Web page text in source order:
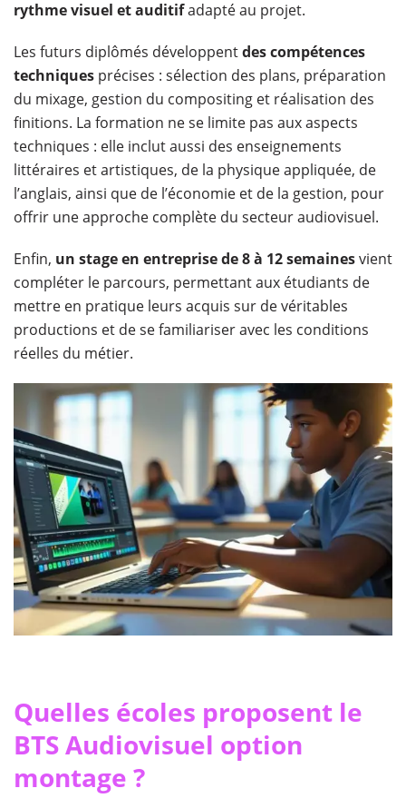
rythme visuel et auditifadapté au projet.
Les futurs diplômés développentdes compétences
techniques précises : sélection des plans, préparation
du mixage, gestion du compositing et réalisation des
finitions. La formation ne se limite pas aux aspects
techniques : elle inclut aussi des enseignements
littéraires et artistiques, de la physique appliquée, de
l’anglais, ainsi que de l’économie et de la gestion, pour
offrir une approche complète du secteur audiovisuel.
Enfin, un stage en entreprise de 8 à 12 semainesvient
compléter le parcours, permettant aux étudiants de
mettre en pratique leurs acquis sur de véritables
productions et de se familiariser avec les conditions
réelles du métier.
Quelles écoles proposent le
BTS Audiovisuel option
montage ?